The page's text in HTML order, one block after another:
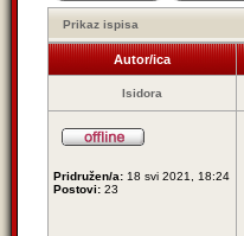
Prikaz ispisa
Autor/ica
Isidora
Pridružen/a: 18 svi 2021, 18:24
Postovi: 23